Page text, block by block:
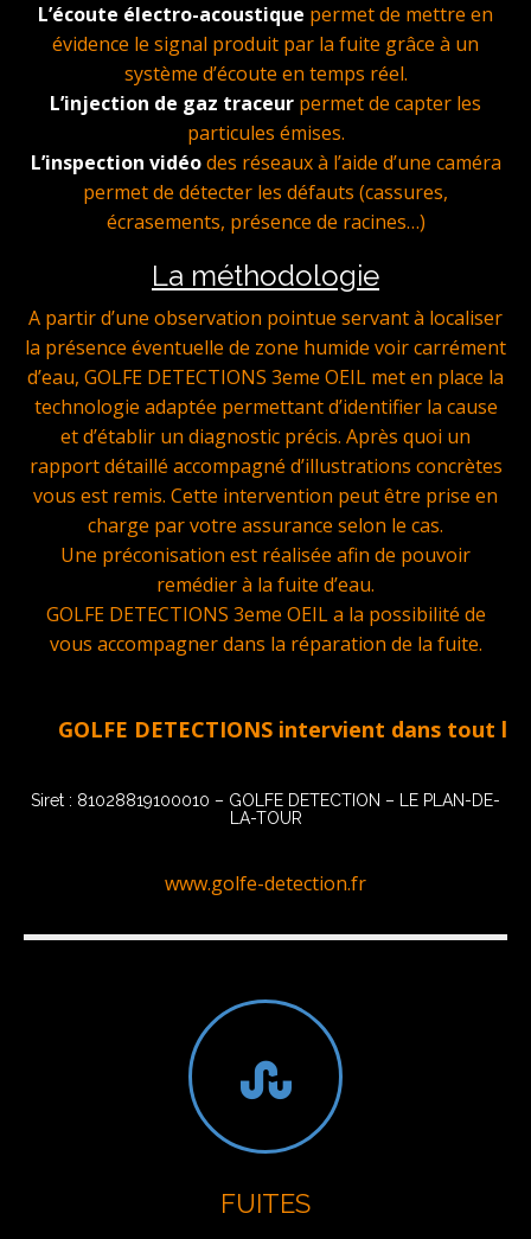
L’écoute électro-acoustique permet de mettre en
évidence le signal produit par la fuite grâce à un
système d’écoute en temps réel.
L’injection de gaz traceur permet de capter les
particules émises.
L’inspection vidéodes réseaux à l’aide d’une caméra
permet de détecter les défauts (cassures,
écrasements, présence de racines…)
La méthodologie
A partir d’une observation pointue servant à localiser
la présence éventuelle de zone humide voir carrément
d’eau, GOLFE DETECTIONS 3eme OEIL met en place la
technologie adaptée permettant d’identifier la cause
et d’établir un diagnostic précis. Après quoi un
rapport détaillé accompagné d’illustrations concrètes
vous est remis. Cette intervention peut être prise en
charge par votre assurance selon le cas.
Une préconisation est réalisée afin de pouvoir
remédier à la fuite d’eau.
GOLFE DETECTIONS 3eme OEIL a la possibilité de
vous accompagner dans la réparation de la fuite.
GOLFE DETECTIONS intervient dans tout le
Siret : 81028819100010 – GOLFE DETECTION – LE PLAN-DE-
LA-TOUR
www.golfe-detection.fr
FUITES